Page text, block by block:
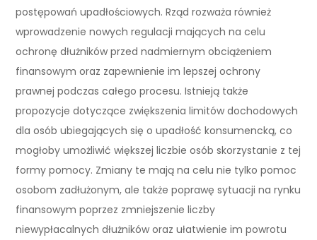
postępowań upadłościowych. Rząd rozważa również
wprowadzenie nowych regulacji mających na celu
ochronę dłużników przed nadmiernym obciążeniem
finansowym oraz zapewnienie im lepszej ochrony
prawnej podczas całego procesu. Istnieją także
propozycje dotyczące zwiększenia limitów dochodowych
dla osób ubiegających się o upadłość konsumencką, co
mogłoby umożliwić większej liczbie osób skorzystanie z tej
formy pomocy. Zmiany te mają na celu nie tylko pomoc
osobom zadłużonym, ale także poprawę sytuacji na rynku
finansowym poprzez zmniejszenie liczby
niewypłacalnych dłużników oraz ułatwienie im powrotu